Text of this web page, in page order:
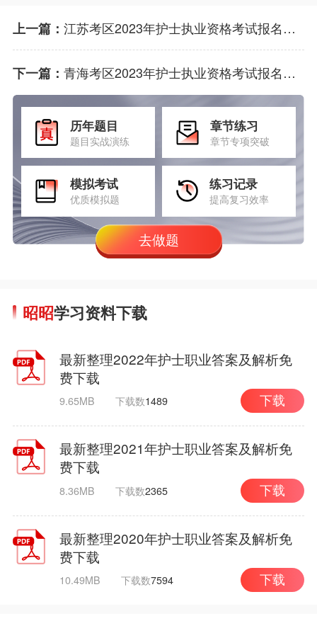
上一篇： 江苏考区2023年护士执业资格考试报名通知
下一篇： 青海考区2023年护士执业资格考试报名通知
历年题目
题目实战演练
章节练习
章节专项突破
模拟考试
优质模拟题
练习记录
提高复习效率
去做题
昭昭学习资料下载
最新整理2022年护士职业答案及解析免
费下载
9.65MB 下载数1489 下载
最新整理2021年护士职业答案及解析免
费下载
8.36MB 下载数2365 下载
最新整理2020年护士职业答案及解析免
费下载
10.49MB 下载数7594 下载